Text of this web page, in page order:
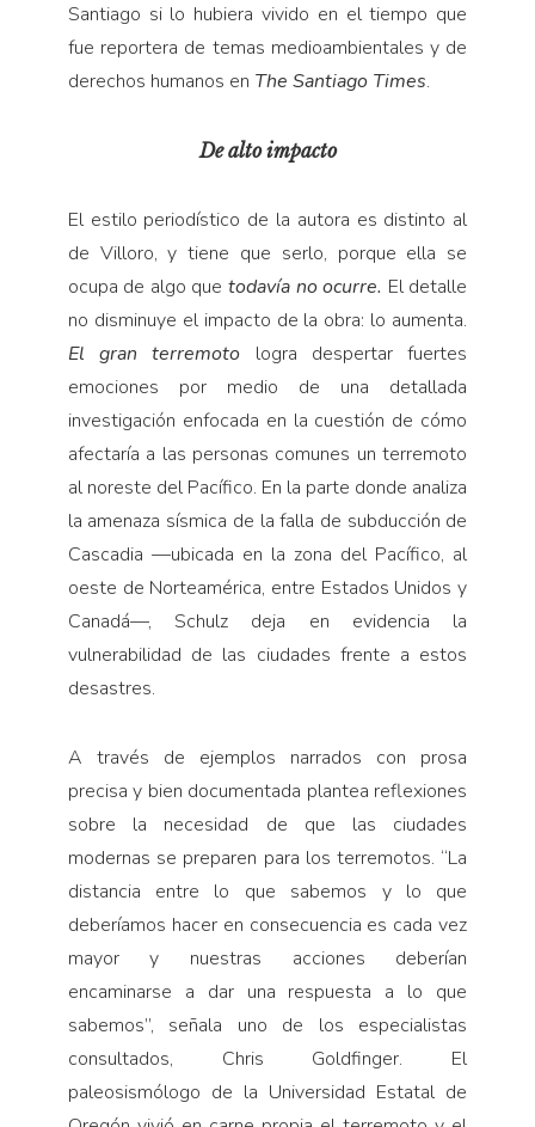
Santiago si lo hubiera vivido en el tiempo que
fue reportera de temas medioambientales y de
derechos humanos en The Santiago Times.
De alto impacto
El estilo periodístico de la autora es distinto al
de Villoro, y tiene que serlo, porque ella se
ocupa de algo que todavía no ocurre. El detalle
no disminuye el impacto de la obra: lo aumenta.
El gran terremoto logra despertar fuertes
emociones por medio de una detallada
investigación enfocada en la cuestión de cómo
afectaría a las personas comunes un terremoto
al noreste del Pacífico. En la parte donde analiza
la amenaza sísmica de la falla de subducción de
Cascadia —ubicada en la zona del Pacífico, al
oeste de Norteamérica, entre Estados Unidos y
Canadá—, Schulz deja en evidencia la
vulnerabilidad de las ciudades frente a estos
desastres.
A través de ejemplos narrados con prosa
precisa y bien documentada plantea reflexiones
sobre la necesidad de que las ciudades
modernas se preparen para los terremotos. “La
distancia entre lo que sabemos y lo que
deberíamos hacer en consecuencia es cada vez
mayor y nuestras acciones deberían
encaminarse a dar una respuesta a lo que
sabemos”, señala uno de los especialistas
consultados, Chris Goldfinger. El
paleosismólogo de la Universidad Estatal de